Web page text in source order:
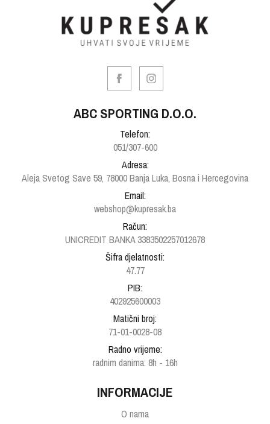
ABC SPORTING D.O.O.
Telefon:
051/307-600
Adresa:
Aleja Svetog Save 59, 78000 Banja Luka, Bosna i Hercegovina
Email:
webshop@kupresak.ba
Račun:
UNICREDIT BANKA 3383502257012678
Šifra djelatnosti:
47.77
PIB:
402925600003
Matični broj:
71-01-0028-08
Radno vrijeme:
radnim danima: 8h - 16h
INFORMACIJE
O nama